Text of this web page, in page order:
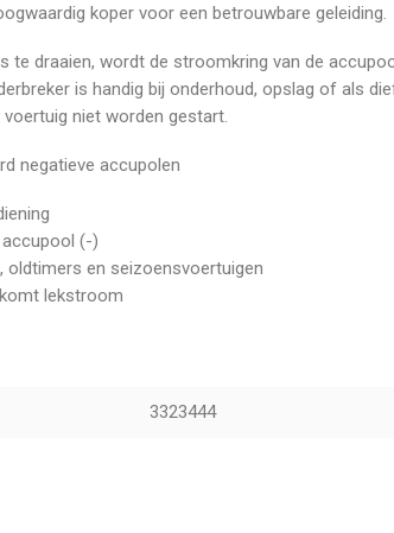
koper voor een betrouwbare geleiding.
te draaien, wordt de stroomkring van de
is handig bij onderhoud, opslag of als
niet worden gestart.
negatieve accupolen
(-)
en seizoensvoertuigen
lekstroom
3323444